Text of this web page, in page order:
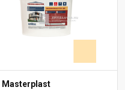
Masterplast